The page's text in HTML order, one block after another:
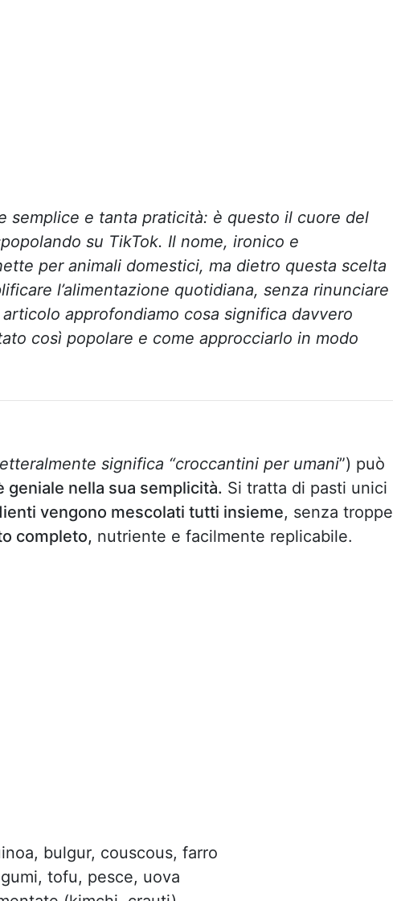
semplice e tanta praticità: è questo il cuore del
su TikTok. Il nome, ironico e
per animali domestici, ma dietro questa scelta
l’alimentazione quotidiana, senza rinunciare
approfondiamo cosa significa davvero
così popolare e come approcciarlo in modo
significa “croccantini per umani”) può
geniale nella sua semplicità. Si tratta di pasti unici
vengono mescolati tutti insieme, senza troppe
completo, nutriente e facilmente replicabile.
bulgur, couscous, farro
tofu, pesce, uova